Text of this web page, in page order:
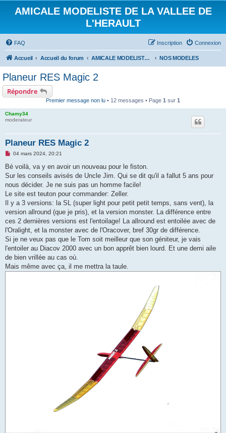
AMICALE MODELISTE DE LA VALLEE DE
L'HERAULT
FAQ Connexion
Inscription
Accueil Accueil du forum AMICALE MODELISTE DE LA VALLEE DE L'HERAULT NOS MODELES
Planeur RES Magic 2
Répondre
Premier message non lu • 12 messages • Page 1 sur 1
Chamy34
moderateur
Planeur RES Magic 2
M
s
a
g
n
o
n
l
u
04 mars 2024, 20:21
Bé voilà, va y en avoir un nouveau pour le fiston.
Sur les conseils avisés de Uncle Jim. Qui se dit qu'il a fallut 5 ans pour
nous décider. Je ne suis pas un homme facile!
Le site est teuton pour commander: Zeller.
Il y a 3 versions: la SL (super light pour petit petit temps, sans vent), la
version allround (que je pris), et la version monster. La différence entre
ces 2 dernières versions est l'entoilage! La allround est entoilée avec de
l'Oralight, et la monster avec de l'Oracover, bref 30gr de différence.
Si je ne veux pas que le Tom soit meilleur que son géniteur, je vais
l'entoiler au Diacov 2000 avec un bon apprêt bien lourd. Et une demi aile
de bien vrillée au cas où.
Mais même avec ça, il me mettra la taule.